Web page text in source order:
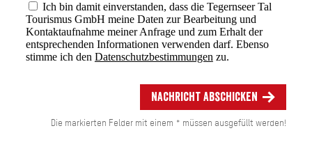
Ich bin damit einverstanden, dass die Tegernseer Tal
Tourismus GmbH meine Daten zur Bearbeitung und
Kontaktaufnahme meiner Anfrage und zum Erhalt der
entsprechenden Informationen verwenden darf. Ebenso
stimme ich den Datenschutzbestimmungen zu.
Nachricht abschicken
Die markierten Felder mit einem * müssen ausgefüllt werden!